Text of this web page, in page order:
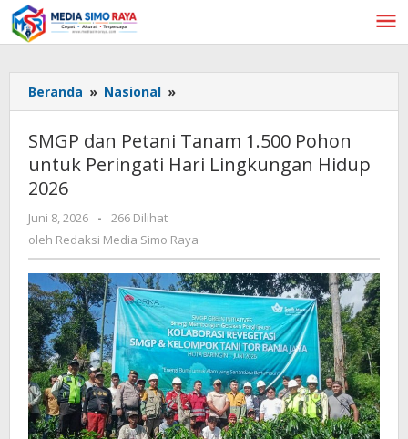
Lewati
ke
konten
Beranda » Nasional »
dan
Tanam
1.500
Hari
Lingkungan
Hidup
2026
SMGP dan Petani Tanam 1.500 Pohon
untuk Peringati Hari Lingkungan Hidup
2026
Juni 8, 2026
oleh
Redaksi
Raya
-
266 Dilihat
oleh Redaksi Media Simo Raya